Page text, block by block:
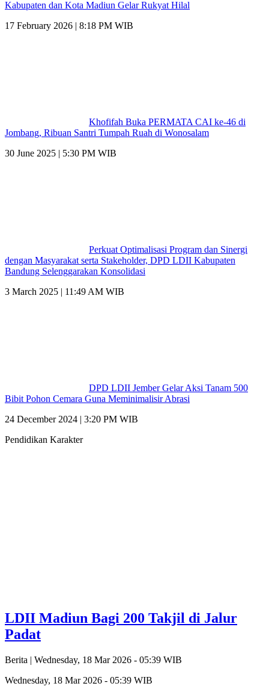
Kabupaten dan Kota Madiun Gelar Rukyat Hilal
17 February 2026 | 8:18 PM WIB
Khofifah Buka PERMATA CAI ke-46 di
Jombang, Ribuan Santri Tumpah Ruah di Wonosalam
30 June 2025 | 5:30 PM WIB
Perkuat Optimalisasi Program dan Sinergi
dengan Masyarakat serta Stakeholder, DPD LDII Kabupaten
Bandung Selenggarakan Konsolidasi
3 March 2025 | 11:49 AM WIB
DPD LDII Jember Gelar Aksi Tanam 500
Bibit Pohon Cemara Guna Meminimalisir Abrasi
24 December 2024 | 3:20 PM WIB
Pendidikan Karakter
LDII Madiun Bagi 200 Takjil di Jalur
Padat
Berita | Wednesday, 18 Mar 2026 - 05:39 WIB
Wednesday, 18 Mar 2026 - 05:39 WIB